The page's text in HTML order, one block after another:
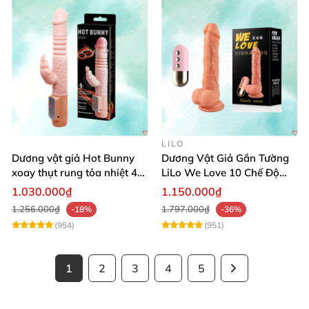
Dương vật giả Hot Bunny
xoay thụt rung tỏa nhiệt 48
độ
1.030.000₫
1.256.000₫
-18%
(954)
LILO
Dương Vật Giả Gắn Tường
LiLo We Love 10 Chế Độ
Rung Nhiệt
1.150.000₫
1.797.000₫
-36%
(951)
1 2 3 4 5